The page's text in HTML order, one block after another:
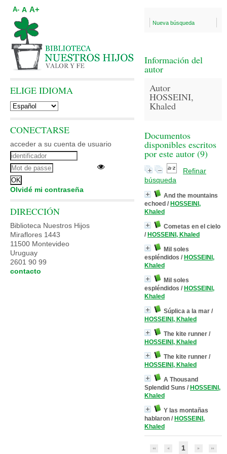
Nueva búsqueda
Información del
autor
Autor
HOSSEINI,
Khaled
Documentos
disponibles escritos
por este autor (9)
Refinar
búsqueda
And the mountains
echoed / HOSSEINI,
Khaled
Cometas en el cielo
/ HOSSEINI, Khaled
Mil soles
espléndidos / HOSSEINI,
Khaled
Mil soles
espléndidos / HOSSEINI,
Khaled
Súplica a la mar /
HOSSEINI, Khaled
The kite runner /
HOSSEINI, Khaled
The kite runner /
HOSSEINI, Khaled
A Thousand
Splendid Suns / HOSSEINI,
Khaled
Y las montañas
hablaron / HOSSEINI,
Khaled
1
A- A A+
ELIGE IDIOMA
CONECTARSE
acceder a su cuenta de usuario
Olvidé mi contraseña
DIRECCIÓN
Biblioteca Nuestros Hijos
Miraflores 1443
11500 Montevideo
Uruguay
2601 90 99
contacto